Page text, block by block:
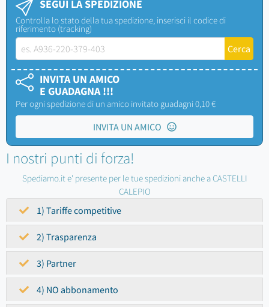
SEGUI LA SPEDIZIONE
Controlla lo stato della tua spedizione, inserisci il codice di
riferimento (tracking)
INVITA UN AMICO
E GUADAGNA !!!
Per ogni spedizione di un amico invitato guadagni 0,10 €
INVITA UN AMICO
I nostri punti di forza!
Spediamo.it e' presente per le tue spedizioni anche a CASTELLI
CALEPIO
1) Tariffe competitive
2) Trasparenza
3) Partner
4) NO abbonamento